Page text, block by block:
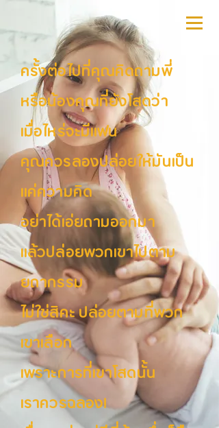
ครั้งต่อไปที่คุณคิดถามพี่
หรือน้องคุณที่ยังโสดว่า
เมื่อไหร่จะมีแฟน
คุณควรลองปล่อยให้มันเป็น
แค่ความคิด
อย่าได้เอ่ยถามออกมา
แล้วปล่อยพวกเขาไปตาม
ยถากรรม
ไม่ใช่สิคะ ปล่อยตามที่พวก
เขาเลือก
เพราะการที่เขาโสดนั้น
เราควรฉลอง!